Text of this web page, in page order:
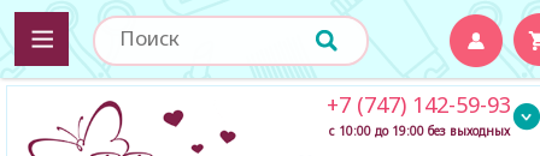
+7 (747) 142-59-93
с 10:00 до 19:00 без выходных